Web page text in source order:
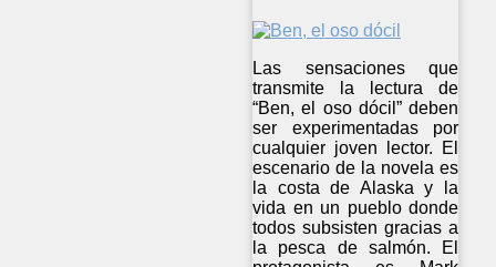
Las sensaciones que
transmite la lectura de
“Ben, el oso dócil” deben
ser experimentadas por
cualquier joven lector. El
escenario de la novela es
la costa de Alaska y la
vida en un pueblo donde
todos subsisten gracias a
la pesca de salmón. El